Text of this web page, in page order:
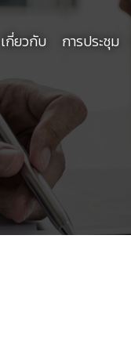
เกี่ยวกับ การประชุม